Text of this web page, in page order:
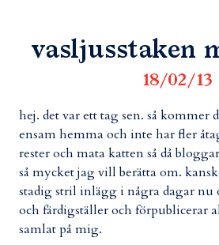
vasljusstaken
18/02/13
hej. det var ett tag sen. så kommer
ensam hemma och inte har fler
rester och mata katten så då
så mycket jag vill berätta om.
stadig stril inlägg i några dagar nu
och färdigställer och förpublicerar
samlat på mig.